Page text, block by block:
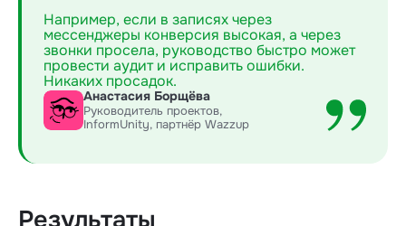
Например, если в записях через
мессенджеры конверсия высокая, а через
звонки просела, руководство быстро может
провести аудит и исправить ошибки.
Никаких просадок.
Анастасия Борщёва
Руководитель проектов,
InformUnity, партнёр Wazzup